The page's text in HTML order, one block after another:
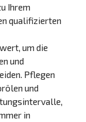
Ihrem
qualifizierten
um die
und
Pflegen
und
in